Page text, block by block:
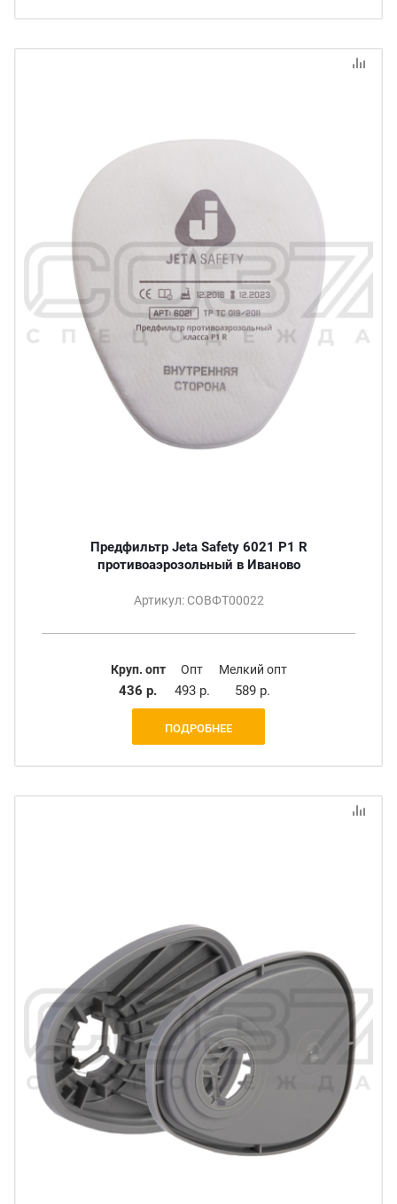
Предфильтр Jeta Safety 6021 P1 R
противоаэрозольный в Иваново
Артикул: СОВФТ00022
Круп. опт
436 р.
Опт
493 р.
Мелкий опт
589 р.
ПОДРОБНЕЕ